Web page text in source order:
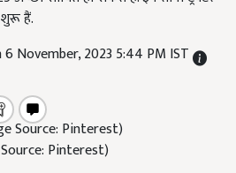
हैं.
November, 2023 5:44 PM IST
Source: Pinterest)